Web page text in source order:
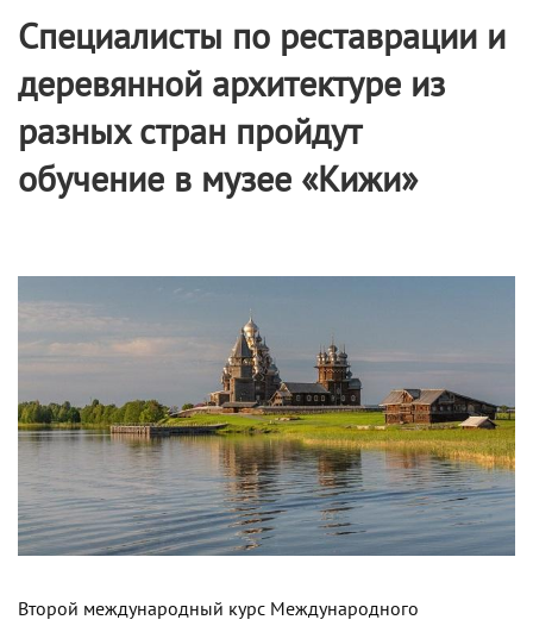
Специалисты по реставрации и
деревянной архитектуре из
разных стран пройдут
обучение в музее «Кижи»
Второй международный курс Международного